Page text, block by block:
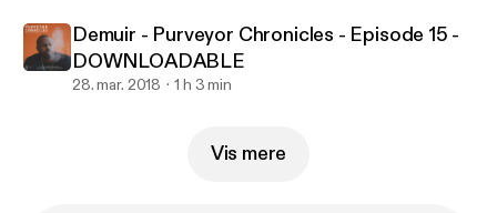
Demuir - Purveyor Chronicles - Episode 15 -
DOWNLOADABLE
28. mar. 2018 1 h 3 min
Vis mere